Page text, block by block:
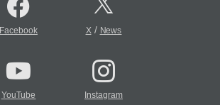
Facebook X/ News
YouTube Instagram